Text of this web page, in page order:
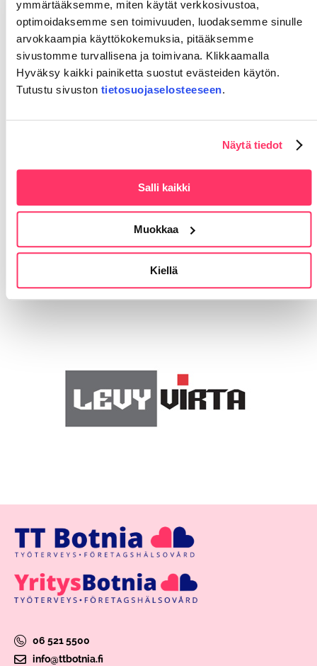
ymmärtääksemme, miten käytät verkkosivustoa,
optimoidaksemme sen toimivuuden, luodaksemme sinulle
arvokkaampia käyttökokemuksia, pitääksemme
sivustomme turvallisena ja toimivana. Klikkaamalla
Hyväksy kaikki painiketta suostut evästeiden käytön.
Tutustu sivuston tietosuojaselosteeseen.
Näytä tiedot
Salli kaikki
Muokkaa
Kiellä
työterveyshoitaja. Se on tietysti
aina plussaa, että persoonatkin
natsaa.
työterveysasioihin. Myös toimintasuunnitelmaa
kuin työkykyä koskevat asiat, Peltola kertoo.
Hänen mukaansa yrittäjät ovat aina tarvittaessa
yllä säännöllisillä yhteydenotoilla.
Ei enää kovin kauan TT Botnian ja Levyvirta Oy:n
20-vuotispäivään. Se on sitten kakkukahvien
06 521 5500
info@ttbotnia.fi